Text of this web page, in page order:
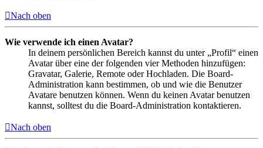
Nach oben
Wie verwende ich einen Avatar?
In deinem persönlichen Bereich kannst du unter „Profil“ einen
Avatar über eine der folgenden vier Methoden hinzufügen:
Gravatar, Galerie, Remote oder Hochladen. Die Board-
Administration kann bestimmen, ob und wie die Benutzer
Avatare benutzen können. Wenn du keinen Avatar benutzen
kannst, solltest du die Board-Administration kontaktieren.
Nach oben